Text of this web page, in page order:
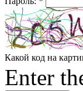
Какой код на
Enter